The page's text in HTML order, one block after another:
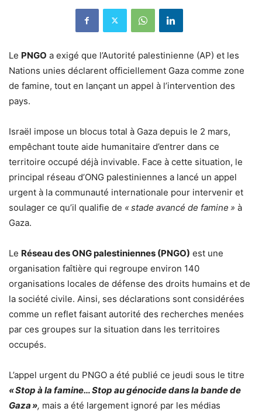
Le PNGO a exigé que l’Autorité palestinienne (AP) et les
Nations unies déclarent officiellement Gaza comme zone
de famine, tout en lançant un appel à l’intervention des
pays.
Israël impose un blocus total à Gaza depuis le 2 mars,
empêchant toute aide humanitaire d’entrer dans ce
territoire occupé déjà invivable. Face à cette situation, le
principal réseau d’ONG palestiniennes a lancé un appel
urgent à la communauté internationale pour intervenir et
soulager ce qu’il qualifie de « stade avancé de famine » à
Gaza.
Le Réseau des ONG palestiniennes (PNGO) est une
organisation faîtière qui regroupe environ 140
organisations locales de défense des droits humains et de
la société civile. Ainsi, ses déclarations sont considérées
comme un reflet faisant autorité des recherches menées
par ces groupes sur la situation dans les territoires
occupés.
L’appel urgent du PNGO a été publié ce jeudi sous le titre
« Stop à la famine… Stop au génocide dans la bande de
Gaza », mais a été largement ignoré par les médias